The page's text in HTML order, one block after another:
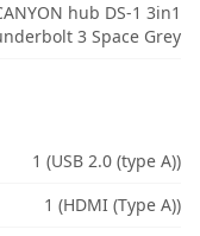
hub DS-1 3in1
3 Space Grey
1 (USB 2.0 (type A))
1 (HDMI (Type A))